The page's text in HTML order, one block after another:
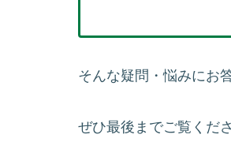
そんな疑問・悩みにお
ぜひ最後までご覧くだ